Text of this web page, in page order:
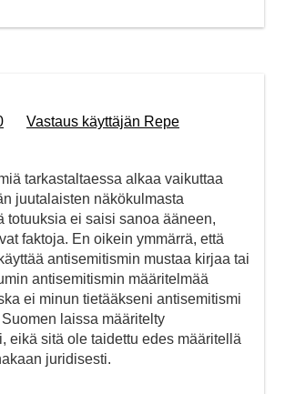
Vastaus käyttäjän Repe
tarkastaltaessa alkaa vaikuttaa
juutalaisten näkökulmasta
totuuksia ei saisi sanoa ääneen,
faktoja. En oikein ymmärrä, että
antisemitismin mustaa kirjaa tai
antisemitismin määritelmää
ei minun tietääkseni antisemitismi
laissa määritelty
eikä sitä ole taidettu edes määritellä
juridisesti.